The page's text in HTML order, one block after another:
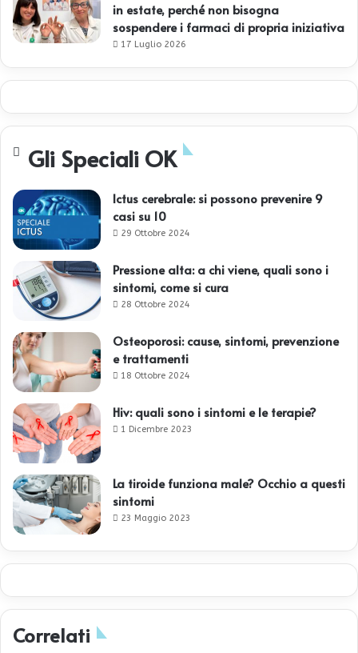
in estate, perché non bisogna
sospendere i farmaci di propria iniziativa
17 Luglio 2026
Gli Speciali OK
Ictus cerebrale: si possono prevenire 9
casi su 10
29 Ottobre 2024
Pressione alta: a chi viene, quali sono i
sintomi, come si cura
28 Ottobre 2024
Osteoporosi: cause, sintomi, prevenzione
e trattamenti
18 Ottobre 2024
Hiv: quali sono i sintomi e le terapie?
1 Dicembre 2023
La tiroide funziona male? Occhio a questi
sintomi
23 Maggio 2023
Correlati